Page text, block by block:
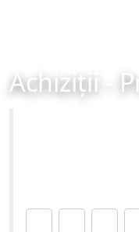
Achiziții -